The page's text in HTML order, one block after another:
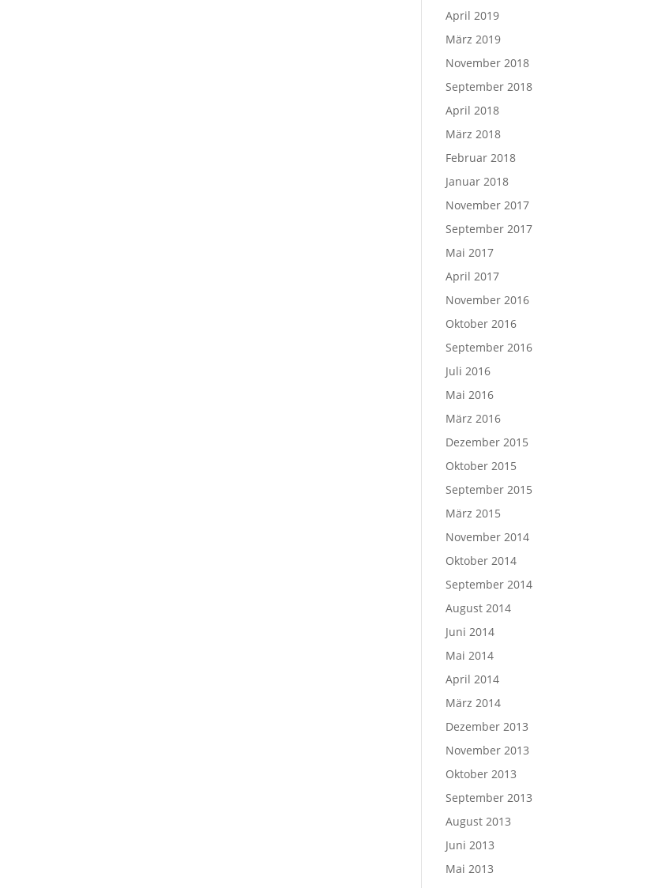
April 2019
März 2019
November 2018
September 2018
April 2018
März 2018
Februar 2018
Januar 2018
November 2017
September 2017
Mai 2017
April 2017
November 2016
Oktober 2016
September 2016
Juli 2016
Mai 2016
März 2016
Dezember 2015
Oktober 2015
September 2015
März 2015
November 2014
Oktober 2014
September 2014
August 2014
Juni 2014
Mai 2014
April 2014
März 2014
Dezember 2013
November 2013
Oktober 2013
September 2013
August 2013
Juni 2013
Mai 2013